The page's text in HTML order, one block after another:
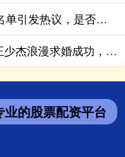
华星配资 赵睿未入中国男篮12人名单引发热议，是否为北京队刻意保留？
佳禾资本 赵睿腿部拉伤引关注，王少杰浪漫求婚成功，辽宁男篮功勋刘志轩执教青年队
业的股票配资平台